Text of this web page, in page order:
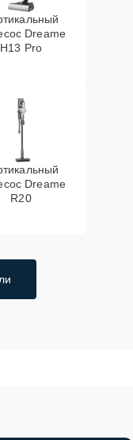
Dreame
H13 Pro
Dreame
R20